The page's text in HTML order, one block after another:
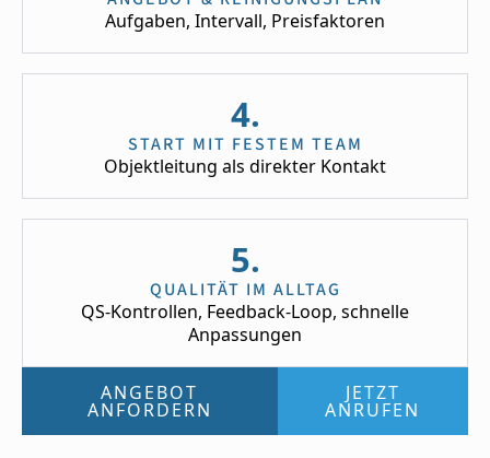
Aufgaben, Intervall, Preisfaktoren
4.
START MIT FESTEM TEAM
Objektleitung als direkter Kontakt
5.
QUALITÄT IM ALLTAG
QS-Kontrollen, Feedback-Loop, schnelle
Anpassungen
ANGEBOT
ANFORDERN
JETZT
ANRUFEN